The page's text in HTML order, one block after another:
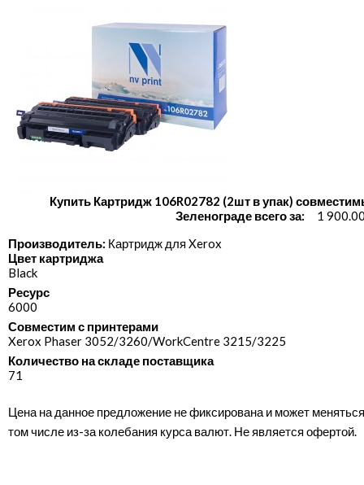
Купить Картридж 106R02782 (2шт в упак)
Зеленограде всего за:
1
Производитель: Картридж для Xerox
Цвет картриджа
Black
Ресурс
6000
Совместим с принтерами
Xerox Phaser 3052/​3260/​WorkCentre 3215/​3225
Количество на складе поставщика
71
Цена на данное предложение не фиксирована и может
том числе из-за колебания курса валют. Не является офертой.